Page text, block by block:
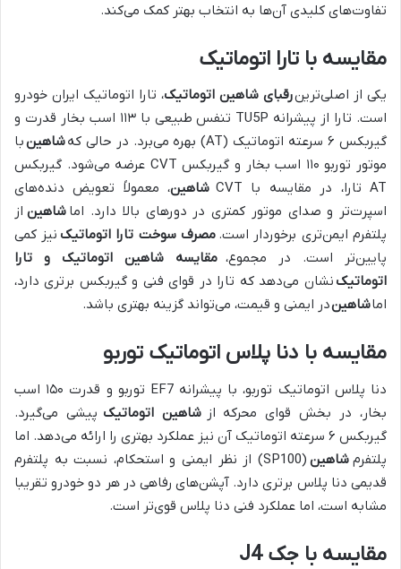
تفاوت‌های کلیدی آن‌ها به انتخاب بهتر کمک می‌کند.
مقایسه با تارا اتوماتیک
یکی از اصلی‌ترینرقبای شاهین اتوماتیک، تارا اتوماتیک ایران خودرو
است. تارا از پیشرانه TU5P تنفس طبیعی با ۱۱۳ اسب بخار قدرت و
گیربکس ۶ سرعته اتوماتیک (AT) بهره می‌برد. در حالی که
شاهینبا
موتور توربو ۱۱۰ اسب بخار و گیربکس CVT عرضه می‌شود. گیربکس
AT تارا، در مقایسه با CVT
شاهین، معمولاً تعویض دنده‌های
اسپرت‌تر و صدای موتور کمتری در دورهای بالا دارد. اما شاهین از
پلتفرم ایمن‌تری برخوردار است. مصرف سوخت تارا اتوماتیک نیز کمی
پایین‌تر است. در مجموع، مقایسه شاهین اتوماتیک و تارا
اتوماتیک نشان می‌دهد که تارا در قوای فنی و گیربکس برتری دارد،
اماشاهیندر ایمنی و قیمت، می‌تواند گزینه بهتری باشد.
مقایسه با دنا پلاس اتوماتیک توربو
دنا پلاس اتوماتیک توربو، با پیشرانه EF7 توربو و قدرت ۱۵۰ اسب
بخار، در بخش قوای محرکه از شاهین اتوماتیک پیشی می‌گیرد.
گیربکس ۶ سرعته اتوماتیک آن نیز عملکرد بهتری را ارائه می‌دهد. اما
پلتفرم شاهین
(SP100) از نظر ایمنی و استحکام، نسبت به پلتفرم
قدیمی دنا پلاس برتری دارد. آپشن‌های رفاهی در هر دو خودرو تقریبا
مشابه است، اما عملکرد فنی دنا پلاس قوی‌تر است.
مقایسه با جک J4